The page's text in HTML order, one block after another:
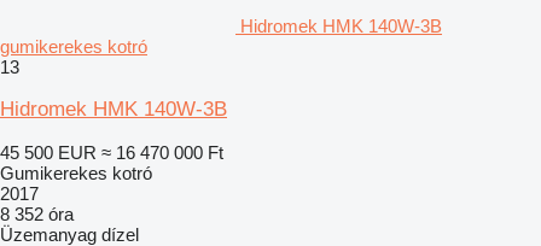
Hidromek HMK 140W-3B
gumikerekes kotró
13
Hidromek HMK 140W-3B
45 500 EUR ≈ 16 470 000 Ft
Gumikerekes kotró
2017
8 352 óra
Üzemanyag dízel